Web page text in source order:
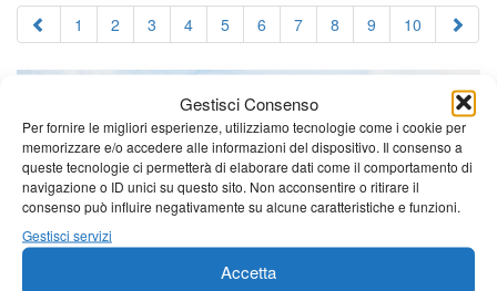
Gestisci Consenso
Per fornire le migliori esperienze, utilizziamo tecnologie come i cookie per
memorizzare e/o accedere alle informazioni del dispositivo. Il consenso a
queste tecnologie ci permetterà di elaborare dati come il comportamento di
navigazione o ID unici su questo sito. Non acconsentire o ritirare il
consenso può influire negativamente su alcune caratteristiche e funzioni.
Gestisci servizi
Accetta
1 2 3 4 5 6 7 8 9 10